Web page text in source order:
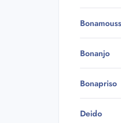
Bonanjo
Bonapriso
Deido